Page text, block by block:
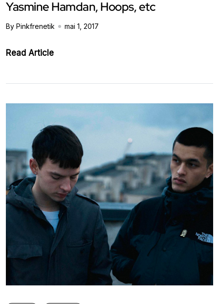
Yasmine Hamdan, Hoops, etc
By Pinkfrenetik mai 1, 2017
Read Article